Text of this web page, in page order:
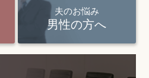
夫のお悩み
男性の方へ